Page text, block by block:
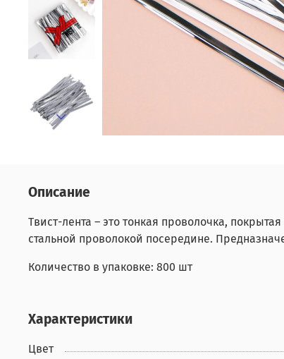
Описание
Твист-лента – это тонкая проволочка,
стальной проволокой посередине.
Количество в упаковке: 800 шт
Характеристики
Цвет